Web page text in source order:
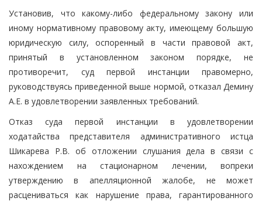
Установив, что какому-либо федеральному закону или
иному нормативному правовому акту, имеющему большую
юридическую силу, оспоренный в части правовой акт,
принятый в установленном законом порядке, не
противоречит, суд первой инстанции правомерно,
руководствуясь приведенной выше нормой, отказал Демину
А.Е. в удовлетворении заявленных требований.
Отказ суда первой инстанции в удовлетворении
ходатайства представителя административного истца
Шикарева Р.В. об отложении слушания дела в связи с
нахождением на стационарном лечении, вопреки
утверждению в апелляционной жалобе, не может
расцениваться как нарушение права, гарантированного